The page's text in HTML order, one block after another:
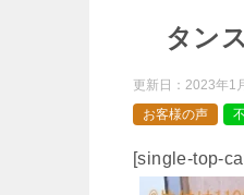
タン
更新日： 2023年1
お客様の声
[single-top-